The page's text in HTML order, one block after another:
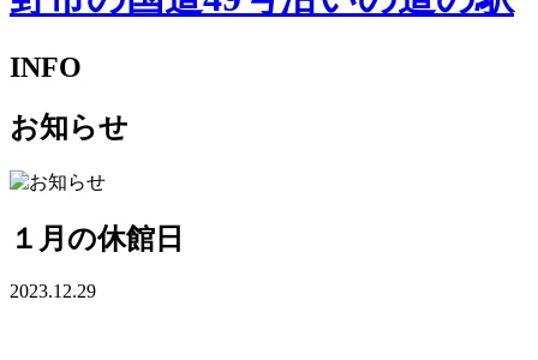
INFO
お知らせ
１月の休館日
2023.12.29